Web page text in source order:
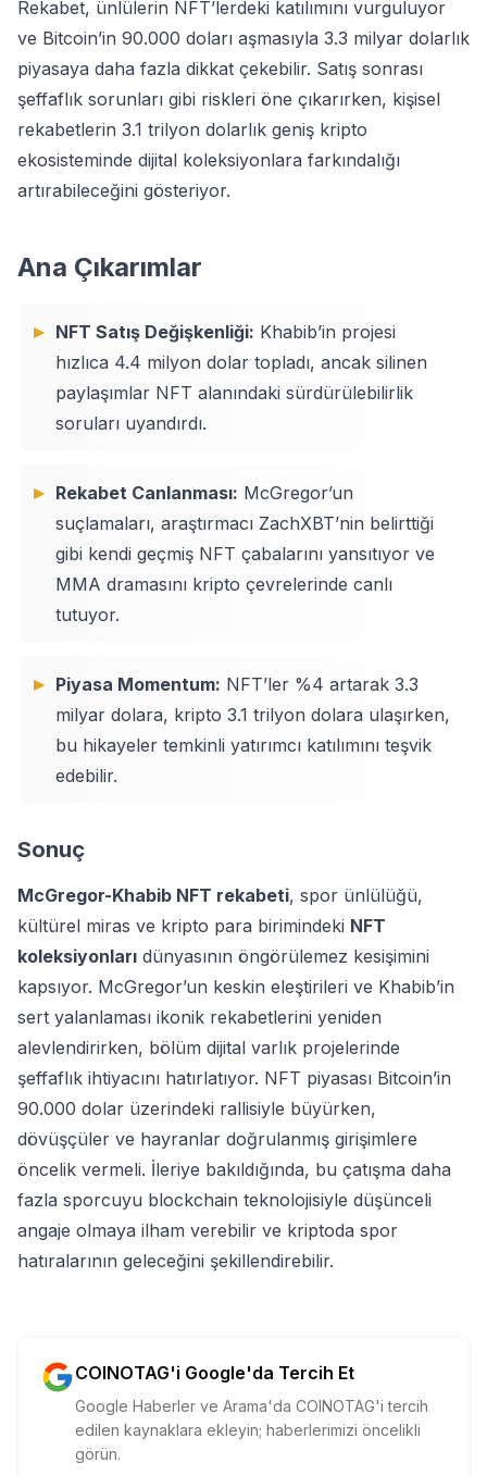
Rekabet, ünlülerin NFT’lerdeki katılımını vurguluyor
ve Bitcoin’in 90.000 doları aşmasıyla 3.3 milyar dolarlık
piyasaya daha fazla dikkat çekebilir. Satış sonrası
şeffaflık sorunları gibi riskleri öne çıkarırken, kişisel
rekabetlerin 3.1 trilyon dolarlık geniş kripto
ekosisteminde dijital koleksiyonlara farkındalığı
artırabileceğini gösteriyor.
Ana Çıkarımlar
NFT Satış Değişkenliği: Khabib’in projesi
hızlıca 4.4 milyon dolar topladı, ancak silinen
paylaşımlar NFT alanındaki sürdürülebilirlik
soruları uyandırdı.
Rekabet Canlanması: McGregor’un
suçlamaları, araştırmacı ZachXBT’nin belirttiği
gibi kendi geçmiş NFT çabalarını yansıtıyor ve
MMA dramasını kripto çevrelerinde canlı
tutuyor.
Piyasa Momentum: NFT’ler %4 artarak 3.3
milyar dolara, kripto 3.1 trilyon dolara ulaşırken,
bu hikayeler temkinli yatırımcı katılımını teşvik
edebilir.
Sonuç
McGregor-Khabib NFT rekabeti, spor ünlülüğü,
kültürel miras ve kripto para birimindeki NFT
koleksiyonları dünyasının öngörülemez kesişimini
kapsıyor. McGregor’un keskin eleştirileri ve Khabib’in
sert yalanlaması ikonik rekabetlerini yeniden
alevlendirirken, bölüm dijital varlık projelerinde
şeffaflık ihtiyacını hatırlatıyor. NFT piyasası Bitcoin’in
90.000 dolar üzerindeki rallisiyle büyürken,
dövüşçüler ve hayranlar doğrulanmış girişimlere
öncelik vermeli. İleriye bakıldığında, bu çatışma daha
fazla sporcuyu blockchain teknolojisiyle düşünceli
angaje olmaya ilham verebilir ve kriptoda spor
hatıralarının geleceğini şekillendirebilir.
COINOTAG'i Google'da Tercih Et
Google Haberler ve Arama'da COINOTAG'i tercih
edilen kaynaklara ekleyin; haberlerimizi öncelikli
görün.